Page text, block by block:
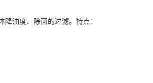
油度、除菌的过滤。特点：